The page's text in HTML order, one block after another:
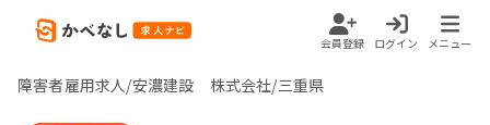
会員登録 ログイン メニュー
障害者雇用求人/安濃建設 株式会社/三重県